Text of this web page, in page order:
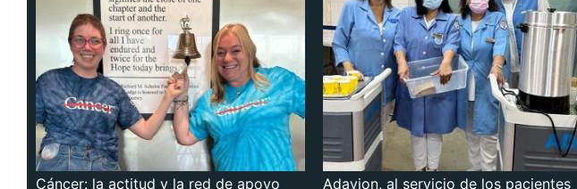
Cáncer: la actitud y la red de apoyo
Adavion, al servicio de los pacientes